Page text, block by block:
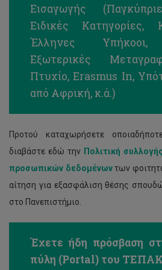
Εισαγωγής
Ειδικές Κατηγορίες,
Έλληνες Υπήκοοι,
Εξωτερικές
Πτυχίο, Erasmus In,
από Αφρική, κ.ά.)
Προτού καταχωρήσετε
διαβάστε εδώ την Πολιτική
προσωπικών δεδομένωντων
αίτηση για εξασφάλιση θέσης
στο Πανεπιστήμιο.
Έχετε ήδη πρόσβαση
πύλη (Portal) του